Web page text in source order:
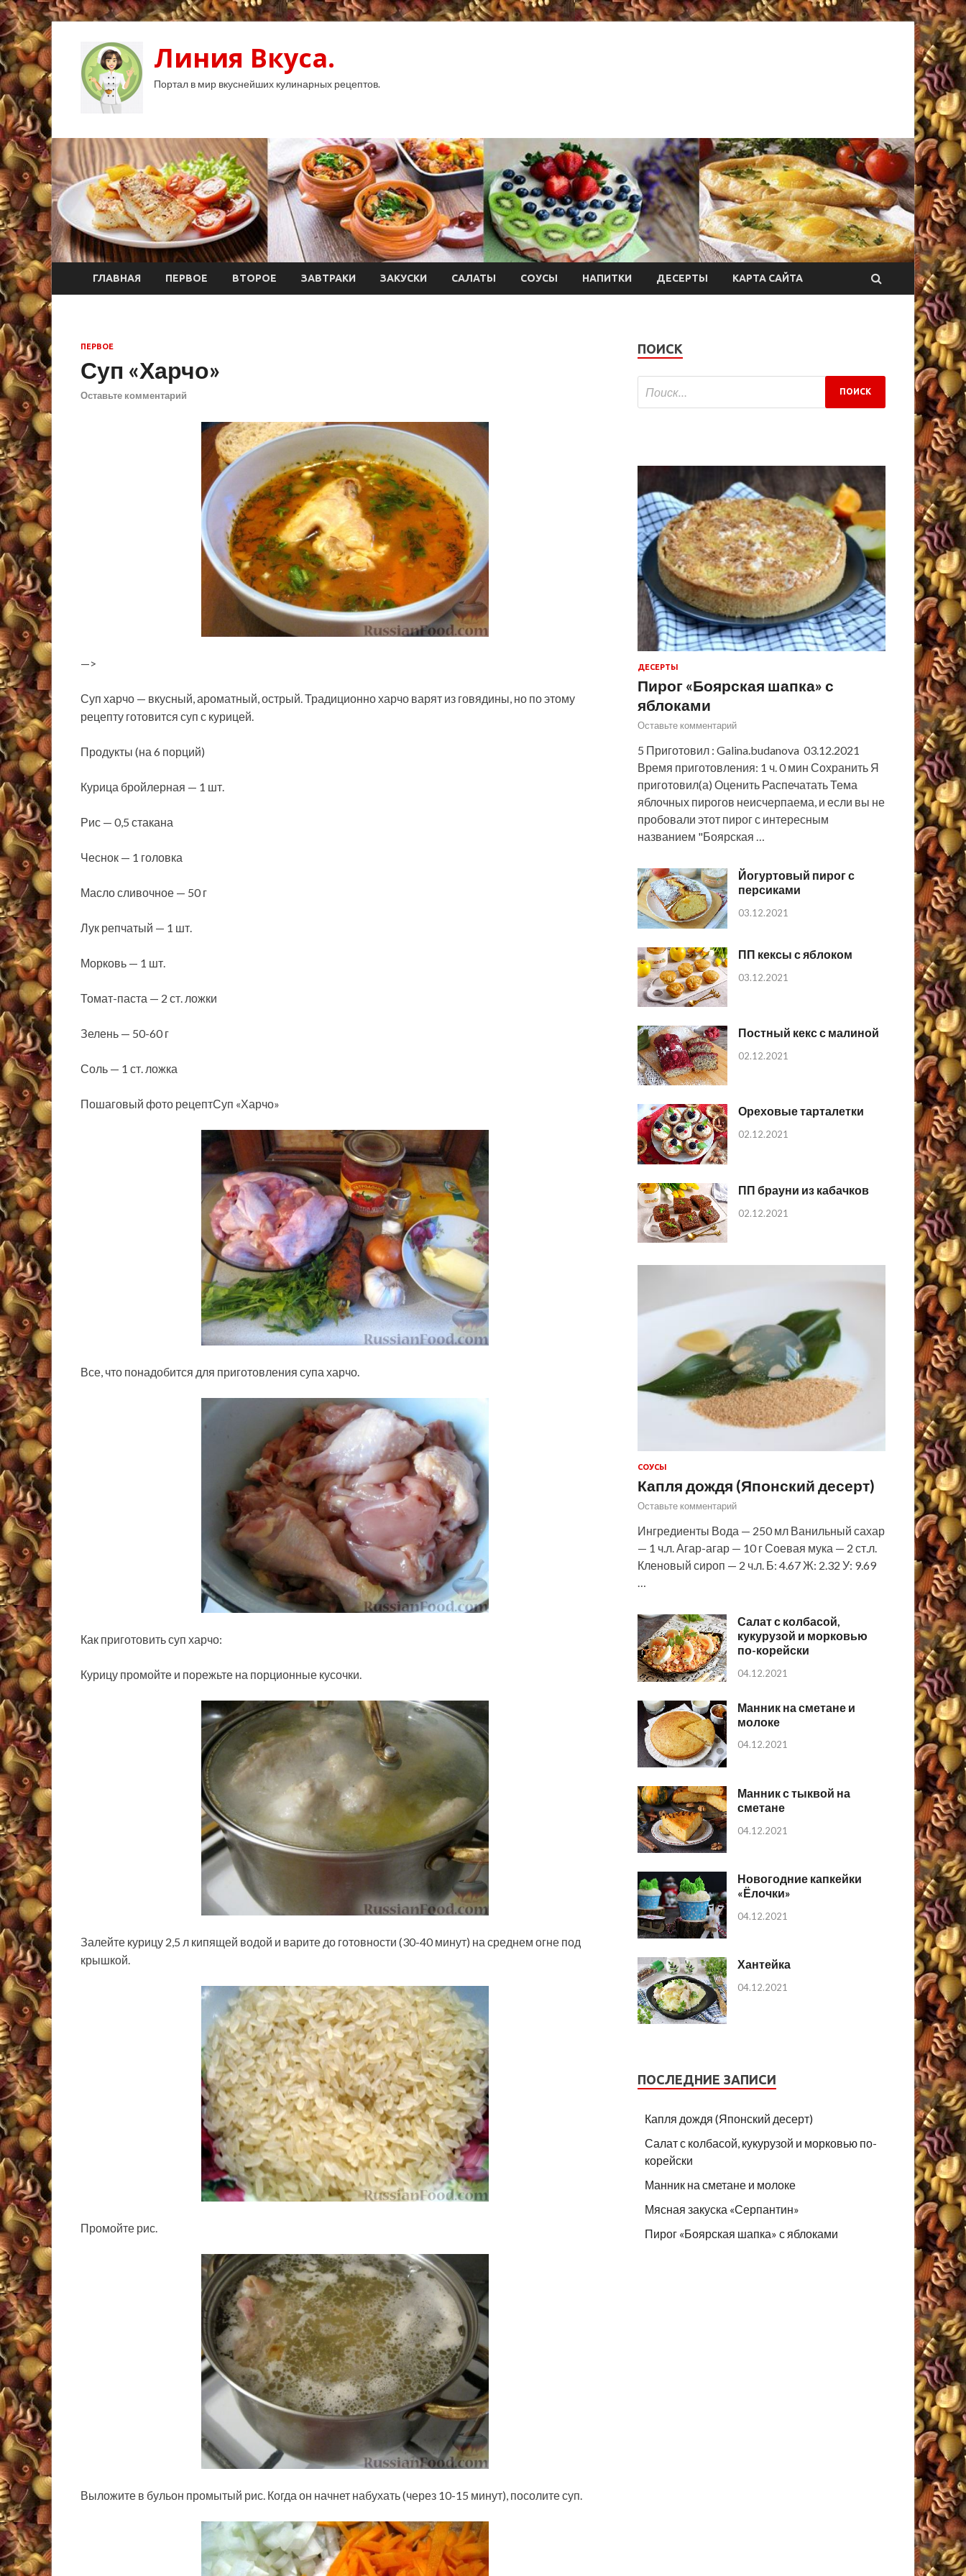
Линия Вкуса.
Портал в мир вкуснейших кулинарных рецептов.
ГЛАВНАЯ ПЕРВОЕ ВТОРОЕ ЗАВТРАКИ ЗАКУСКИ САЛАТЫ СОУСЫ НАПИТКИ ДЕСЕРТЫ КАРТА САЙТА
ПЕРВОЕ
Суп «Харчо»
Оставьте комментарий
—>
Суп харчо — вкусный, ароматный, острый. Традиционно харчо варят из говядины, но по этому
рецепту готовится суп с курицей.
Продукты (на 6 порций)
Курица бройлерная — 1 шт.
Рис — 0,5 стакана
Чеснок — 1 головка
Масло сливочное — 50 г
Лук репчатый — 1 шт.
Морковь — 1 шт.
Томат-паста — 2 ст. ложки
Зелень — 50-60 г
Соль — 1 ст. ложка
Пошаговый фото рецептСуп «Харчо»
Все, что понадобится для приготовления супа харчо.
Как приготовить суп харчо:
Курицу промойте и порежьте на порционные кусочки.
Залейте курицу 2,5 л кипящей водой и варите до готовности (30-40 минут) на среднем огне под
крышкой.
Промойте рис.
Выложите в бульон промытый рис. Когда он начнет набухать (через 10-15 минут), посолите суп.
ПОИСК
ДЕСЕРТЫ
Пирог «Боярская шапка» с
яблоками
Оставьте комментарий
5 Приготовил : Galina.budanova 03.12.2021
Время приготовления: 1 ч. 0 мин Сохранить Я
приготовил(а) Оценить Распечатать Тема
яблочных пирогов неисчерпаема, и если вы не
пробовали этот пирог с интересным
названием "Боярская …
Йогуртовый пирог с
персиками
03.12.2021
ПП кексы с яблоком
03.12.2021
Постный кекс с малиной
02.12.2021
Ореховые тарталетки
02.12.2021
ПП брауни из кабачков
02.12.2021
СОУСЫ
Капля дождя (Японский десерт)
Оставьте комментарий
Ингредиенты Вода — 250 мл Ванильный сахар
— 1 ч.л. Агар-агар — 10 г Соевая мука — 2 ст.л.
Кленовый сироп — 2 ч.л. Б: 4.67 Ж: 2.32 У: 9.69
…
Салат с колбасой,
кукурузой и морковью
по-корейски
04.12.2021
Манник на сметане и
молоке
04.12.2021
Манник с тыквой на
сметане
04.12.2021
Новогодние капкейки
«Ёлочки»
04.12.2021
Хантейка
04.12.2021
ПОСЛЕДНИЕ ЗАПИСИ
Капля дождя (Японский десерт)
Салат с колбасой, кукурузой и морковью по-
корейски
Манник на сметане и молоке
Мясная закуска «Серпантин»
Пирог «Боярская шапка» с яблоками